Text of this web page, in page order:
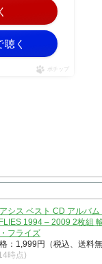
く
ポチップ
シス ベスト CD アルバム
1994 – 2009 2枚組
フライズ
：1,999円（税込、送料
時点)